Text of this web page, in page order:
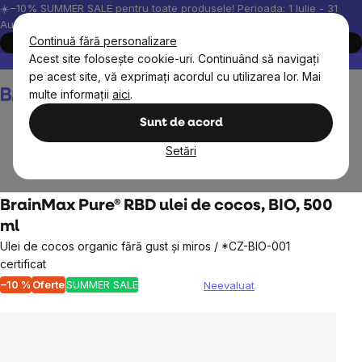
Continuă fără personalizare
Acest site folosește cookie-uri. Continuând să navigați
pe acest site, vă exprimați acordul cu utilizarea lor. Mai
multe informații aici.
Sunt de acord
Setări
Treci
la
conținut
☀️−10% SUMMER SALE pentru toate produsele! Perioada: 1 Iulie - 31
August, 2026.
Cumpără acum
Peste 200.000 de recenzii verificate
Produsele noastre sunt
Coş
de
BrainMax Pure® RBD ulei de cocos, BIO, 500
ml
Ulei de cocos organic fără gust și miros / *CZ-BIO-001
certificat
–10 % OferteSUMMER SALE
Evaluarea
Neevaluat